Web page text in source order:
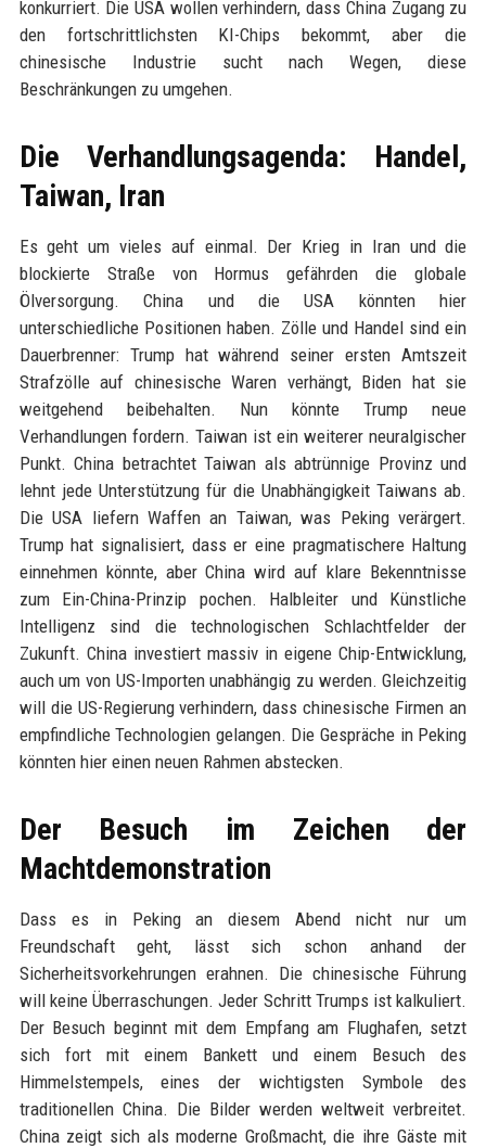
konkurriert. Die USA wollen verhindern, dass China Zugang zu
den fortschrittlichsten KI-Chips bekommt, aber die
chinesische Industrie sucht nach Wegen, diese
Beschränkungen zu umgehen.
Die Verhandlungsagenda: Handel,
Taiwan, Iran
Es geht um vieles auf einmal. Der Krieg in Iran und die
blockierte Straße von Hormus gefährden die globale
Ölversorgung. China und die USA könnten hier
unterschiedliche Positionen haben. Zölle und Handel sind ein
Dauerbrenner: Trump hat während seiner ersten Amtszeit
Strafzölle auf chinesische Waren verhängt, Biden hat sie
weitgehend beibehalten. Nun könnte Trump neue
Verhandlungen fordern. Taiwan ist ein weiterer neuralgischer
Punkt. China betrachtet Taiwan als abtrünnige Provinz und
lehnt jede Unterstützung für die Unabhängigkeit Taiwans ab.
Die USA liefern Waffen an Taiwan, was Peking verärgert.
Trump hat signalisiert, dass er eine pragmatischere Haltung
einnehmen könnte, aber China wird auf klare Bekenntnisse
zum Ein-China-Prinzip pochen. Halbleiter und Künstliche
Intelligenz sind die technologischen Schlachtfelder der
Zukunft. China investiert massiv in eigene Chip-Entwicklung,
auch um von US-Importen unabhängig zu werden. Gleichzeitig
will die US-Regierung verhindern, dass chinesische Firmen an
empfindliche Technologien gelangen. Die Gespräche in Peking
könnten hier einen neuen Rahmen abstecken.
Der Besuch im Zeichen der
Machtdemonstration
Dass es in Peking an diesem Abend nicht nur um
Freundschaft geht, lässt sich schon anhand der
Sicherheitsvorkehrungen erahnen. Die chinesische Führung
will keine Überraschungen. Jeder Schritt Trumps ist kalkuliert.
Der Besuch beginnt mit dem Empfang am Flughafen, setzt
sich fort mit einem Bankett und einem Besuch des
Himmelstempels, eines der wichtigsten Symbole des
traditionellen China. Die Bilder werden weltweit verbreitet.
China zeigt sich als moderne Großmacht, die ihre Gäste mit